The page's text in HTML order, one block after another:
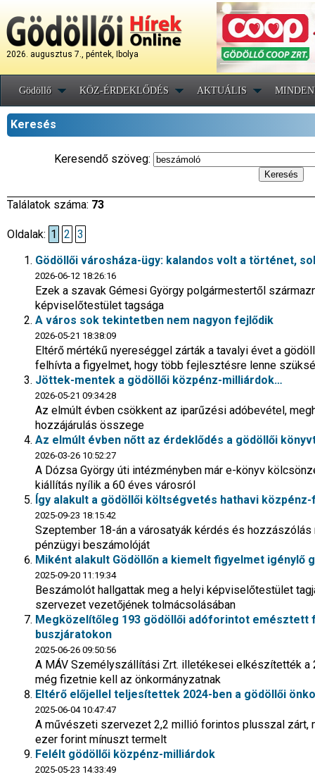
2026. augusztus 7., péntek, Ibolya
Gödöllő KÖZ-ÉRDEKLŐDÉS AKTUÁLIS
Keresés
Keresendő szöveg:
Találatok száma: 73
Oldalak: 1 2 3
Gödöllői városháza-ügy: kalandos volt a történet,
2026-06-12 18:26:16
Ezek a szavak Gémesi György polgármestertől
képviselőtestület tagsága
A város sok tekintetben nem nagyon fejlődik
2026-05-21 18:38:09
Eltérő mértékű nyereséggel zárták a tavalyi évet a
felhívta a figyelmet, hogy több fejlesztésre lenne
Jöttek-mentek a gödöllői közpénz-milliárdok…
2026-05-21 09:34:28
Az elmúlt évben csökkent az iparűzési adóbevétel,
hozzájárulás összege
Az elmúlt évben nőtt az érdeklődés a gödöllői
2026-03-26 10:52:27
A Dózsa György úti intézményben már e-könyv
kiállítás nyílik a 60 éves városról
Így alakult a gödöllői költségvetés hathavi
2025-09-23 18:15:42
Szeptember 18-án a városatyák kérdés és
pénzügyi beszámolóját
Miként alakult Gödöllőn a kiemelt figyelmet igénylő
2025-09-20 11:19:34
Beszámolót hallgattak meg a helyi képviselőtestület
szervezet vezetőjének tolmácsolásában
Megközelítőleg 193 gödöllői adóforintot emésztett
buszjáratokon
2025-06-26 09:50:56
A MÁV Személyszállítási Zrt. illetékesei elkészítették a
még fizetnie kell az önkormányzatnak
Eltérő előjellel teljesítettek 2024-ben a gödöllői
2025-06-04 10:47:47
A művészeti szervezet 2,2 millió forintos plusszal zárt,
ezer forint mínuszt termelt
Felélt gödöllői közpénz-milliárdok
2025-05-23 14:33:49